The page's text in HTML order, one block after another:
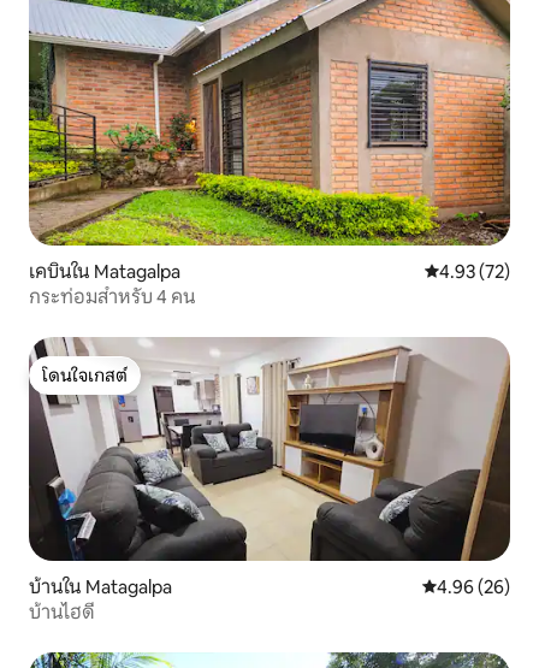
เคบินใน Matagalpa คะแนนเฉลี่ย
4.93 (72)
กระท่อมสำหรับ 4 คน
โดนใจเกสต์
โดนใจเกสต์
บ้านใน Matagalpa คะแนนเฉลี่ย
4.96 (26)
บ้านไฮดี